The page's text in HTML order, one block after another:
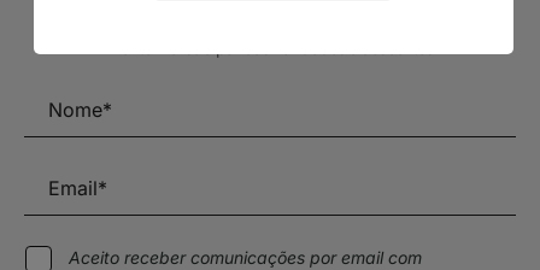
Aceito receber comunicações por email com